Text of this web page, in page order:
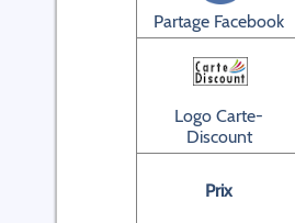
Partage Facebook
Logo Carte-
Discount
Prix